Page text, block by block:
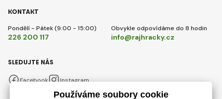
KONTAKT
Pondělí - Pátek (9:00 - 15:00)
226 200 117
Obvykle odpovídáme do 8 hodin
info@rajhracky.cz
SLEDUJTE NÁS
Facebook Instagram